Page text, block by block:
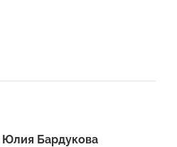
Юлия Бардукова